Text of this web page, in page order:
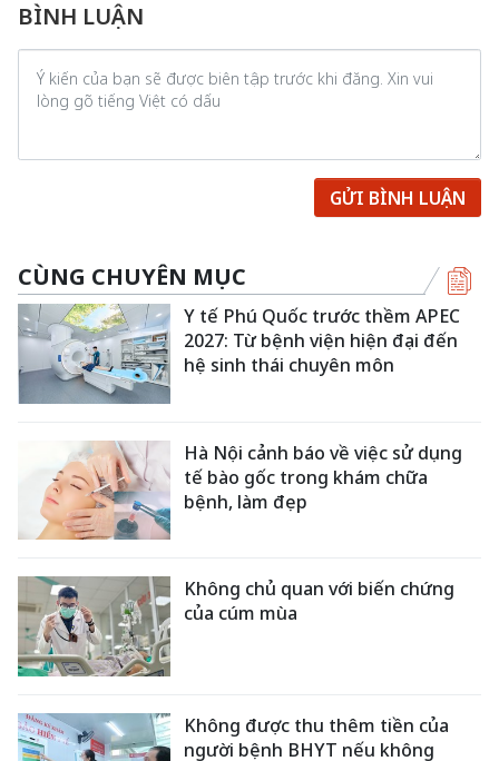
BÌNH LUẬN
GỬI BÌNH LUẬN
CÙNG CHUYÊN MỤC
Y tế Phú Quốc trước thềm APEC
2027: Từ bệnh viện hiện đại đến
hệ sinh thái chuyên môn
Hà Nội cảnh báo về việc sử dụng
tế bào gốc trong khám chữa
bệnh, làm đẹp
Không chủ quan với biến chứng
của cúm mùa
Không được thu thêm tiền của
người bệnh BHYT nếu không